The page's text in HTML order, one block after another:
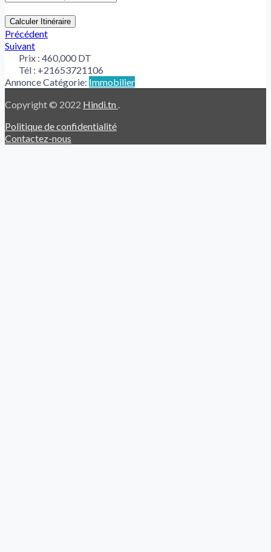
Calculer Itinéraire
Précédent
Suivant
Prix : 460,000 DT
Tél : +21653721106
Annonce Catégorie: Immobilier
Copyright © 2022 Hindi.tn .
Politique de confidentialité
Contactez-nous